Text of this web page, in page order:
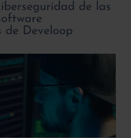
de las
de Develoop